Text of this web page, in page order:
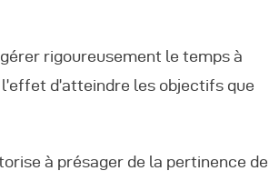
rigoureusement le temps à
d’atteindre les objectifs que
à présager de la pertinence de